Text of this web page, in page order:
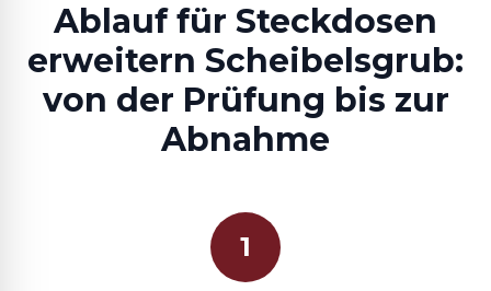
Ablauf für Steckdosen
erweitern Scheibelsgrub:
von der Prüfung bis zur
Abnahme
1